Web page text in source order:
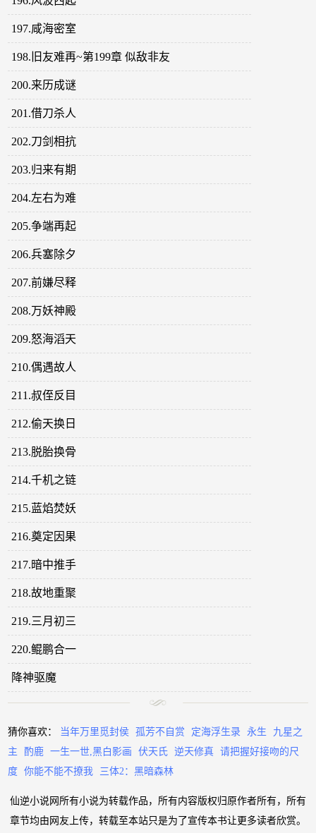
197.咸海密室
198.旧友难再~第199章 似敌非友
200.来历成谜
201.借刀杀人
202.刀剑相抗
203.归来有期
204.左右为难
205.争端再起
206.兵塞除夕
207.前嫌尽释
208.万妖神殿
209.怒海滔天
210.偶遇故人
211.叔侄反目
212.偷天换日
213.脱胎换骨
214.千机之链
215.蓝焰焚妖
216.奠定因果
217.暗中推手
218.故地重聚
219.三月初三
220.鲲鹏合一
降神驱魔
猜你喜欢： 当年万里觅封侯 孤芳不自赏 定海浮生录 永生
九星之
主
酌鹿 一生一世,黑白影画 伏天氏 逆天修真
请把握好接吻的尺
度
你能不能不撩我 三体2：黑暗森林
仙逆小说网所有小说为转载作品，所有内容版权归原作者所有，所有
章节均由网友上传，转载至本站只是为了宣传本书让更多读者欣赏。